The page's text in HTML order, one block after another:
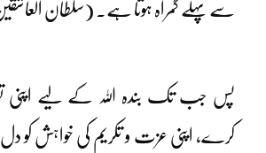
سے پہلے گمراہ ہوتا ہے۔ (سلطان
پس جب تک بندہ اللہ کے لیے اپنی
کرے، اپنی عزت و تکریم کی خواہش کو